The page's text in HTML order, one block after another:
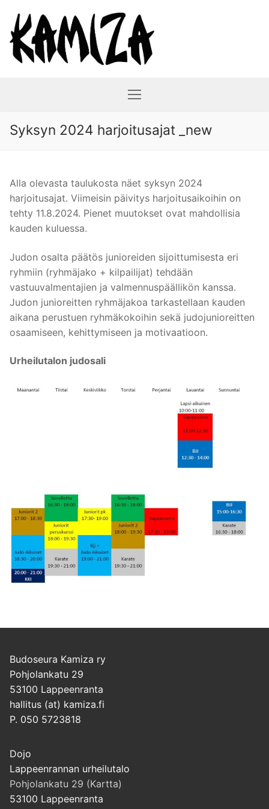
sisältöön
Syksyn 2024 harjoitusajat _new
Alla olevasta taulukosta näet syksyn 2024
harjoitusajat. Viimeisin päivitys harjoitusaikoihin on
tehty 11.8.2024. Pienet muutokset ovat mahdollisia
kauden kuluessa.
Judon osalta päätös junioreiden sijoittumisesta eri
ryhmiin (ryhmäjako + kilpailijat) tehdään
vastuuvalmentajien ja valmennuspäällikön kanssa.
Judon junioreitten ryhmäjakoa tarkastellaan kauden
aikana perustuen ryhmäkokoihin sekä judojunioreitten
osaamiseen, kehittymiseen ja motivaatioon.
Urheilutalon judosali
Budoseura Kamiza ry
Pohjolankatu 29
53100 Lappeenranta
hallitus (at) kamiza.fi
P. 050 5723818
Dojo
Lappeenrannan urheilutalo
Pohjolankatu 29 (Kartta)
53100 Lappeenranta